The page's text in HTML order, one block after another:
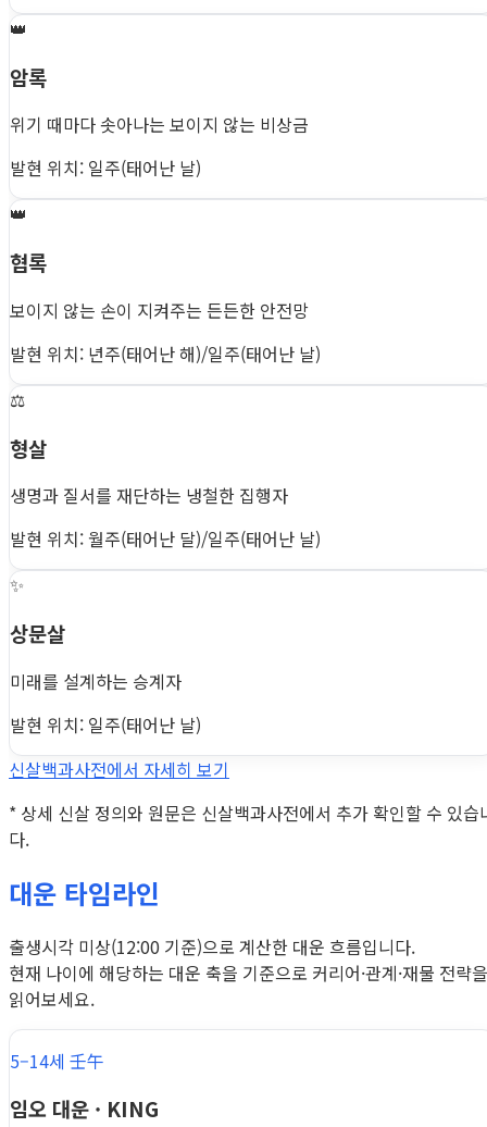
👑
암록
위기 때마다 솟아나는 보이지 않는 비상금
발현 위치: 일주(태어난 날)
👑
협록
보이지 않는 손이 지켜주는 든든한 안전망
발현 위치: 년주(태어난 해)/일주(태어난 날)
⚖️
형살
생명과 질서를 재단하는 냉철한 집행자
발현 위치: 월주(태어난 달)/일주(태어난 날)
✨
상문살
미래를 설계하는 승계자
발현 위치: 일주(태어난 날)
신살백과사전에서 자세히 보기
* 상세 신살 정의와 원문은 신살백과사전에서 추가 확인할 수 있습
다.
대운 타임라인
출생시각 미상(12:00 기준)으로 계산한 대운 흐름입니다.
현재 나이에 해당하는 대운 축을 기준으로 커리어·관계·재물 전략을
읽어보세요.
5–14세 壬午
임오 대운 · KING